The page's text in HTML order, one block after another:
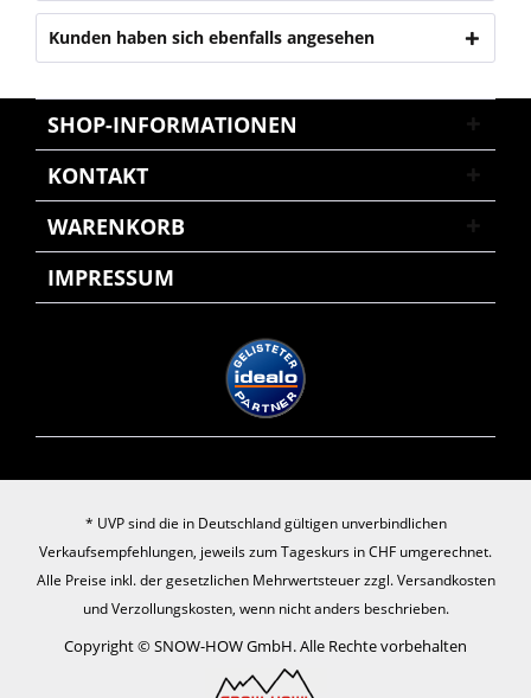
Kunden haben sich ebenfalls angesehen
SHOP-INFORMATIONEN
KONTAKT
WARENKORB
IMPRESSUM
* UVP sind die in Deutschland gültigen unverbindlichen
Verkaufsempfehlungen, jeweils zum Tageskurs in CHF umgerechnet.
Alle Preise inkl. der gesetzlichen Mehrwertsteuer zzgl.Versandkosten
und Verzollungskosten, wenn nicht anders beschrieben.
Copyright © SNOW-HOW GmbH. Alle Rechte vorbehalten